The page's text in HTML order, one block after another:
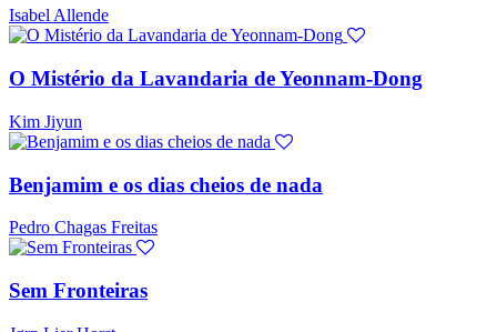
Isabel Allende
O Mistério da Lavandaria de Yeonnam-Dong
Kim Jiyun
Benjamim e os dias cheios de nada
Pedro Chagas Freitas
Sem Fronteiras